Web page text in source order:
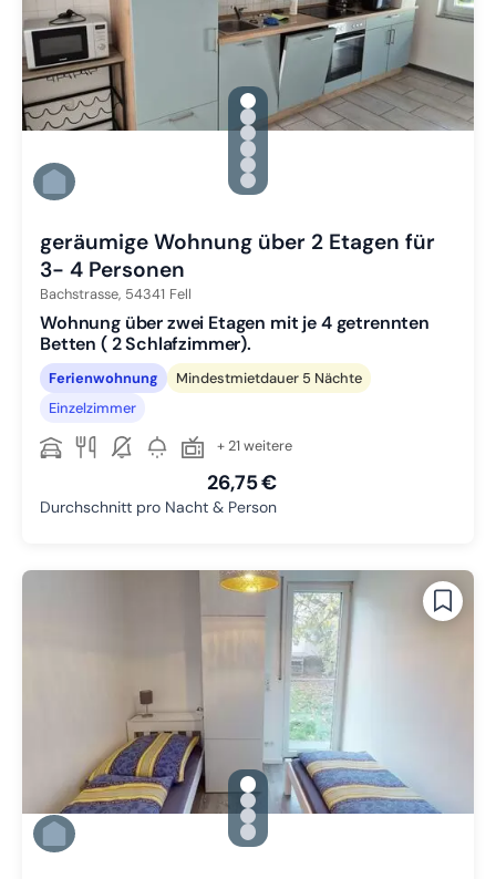
gallery.slide_selector
Zu Slide 1 wechseln
Zu Slide 2 wechseln
Zu Slide 3 wechseln
Zu Slide 4 wechseln
Zu Slide 5 wechseln
Zu Slide 6 wechseln
geräumige Wohnung über 2 Etagen für
3- 4 Personen
Bachstrasse, 54341 Fell
Wohnung über zwei Etagen mit je 4 getrennten
Betten ( 2 Schlafzimmer).
Ferienwohnung
Mindestmietdauer 5 Nächte
Einzelzimmer
+ 21 weitere
26,75 €
Durchschnitt pro Nacht & Person
gallery.slide_selector
Zu Slide 1 wechseln
Zu Slide 2 wechseln
Zu Slide 3 wechseln
Zu Slide 4 wechseln